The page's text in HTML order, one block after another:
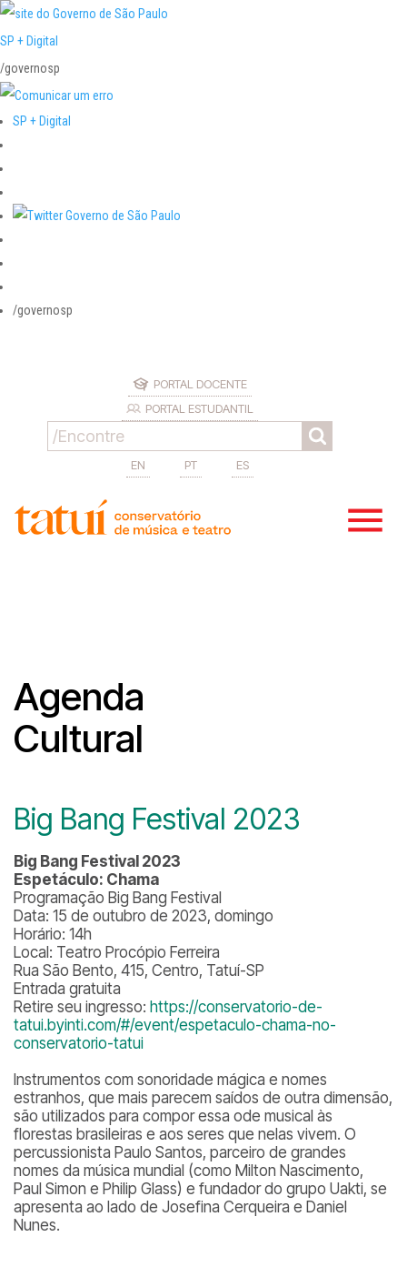
SP + Digital
/governosp
SP + Digital
/governosp
PORTAL DOCENTE
PORTAL ESTUDANTIL
EN PT ES
Agenda
Cultural
Big Bang Festival 2023
Big Bang Festival 2023
Espetáculo: Chama
Programação Big Bang Festival
Data: 15 de outubro de 2023, domingo
Horário: 14h
Local: Teatro Procópio Ferreira
Rua São Bento, 415, Centro, Tatuí-SP
Entrada gratuita
Retire seu ingresso: https://conservatorio-de-
tatui.byinti.com/#/event/espetaculo-chama-no-
conservatorio-tatui
Instrumentos com sonoridade mágica e nomes
estranhos, que mais parecem saídos de outra dimensão,
são utilizados para compor essa ode musical às
florestas brasileiras e aos seres que nelas vivem. O
percussionista Paulo Santos, parceiro de grandes
nomes da música mundial (como Milton Nascimento,
Paul Simon e Philip Glass) e fundador do grupo Uakti, se
apresenta ao lado de Josefina Cerqueira e Daniel
Nunes.